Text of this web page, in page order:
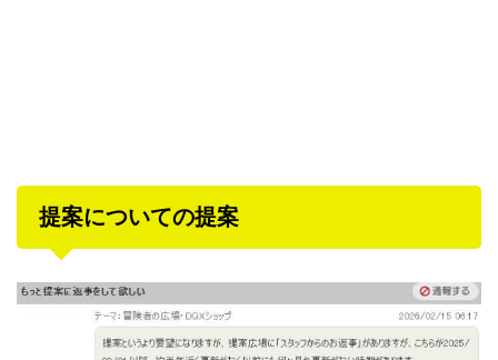
提案についての提案